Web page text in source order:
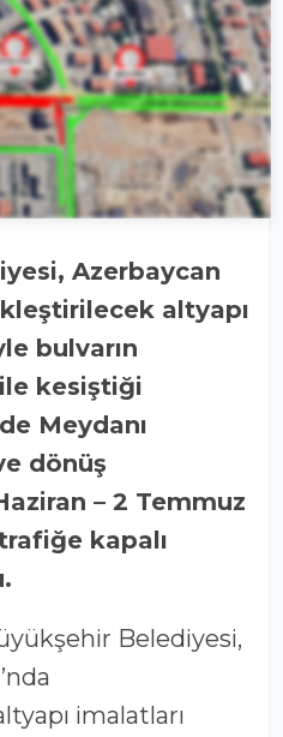
altyapı
bulvarın
kesiştiği
Meydanı
dönüş
– 2 Temmuz
kapalı
Belediyesi,
imalatları